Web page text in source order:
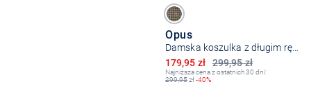
Opus
Damska koszulka z długim rękawem - Salane
299,95 zł
Obniżona cena
179,95 zł
Najniższa cena z ostatnich 30 dni:
299,95zł-40%